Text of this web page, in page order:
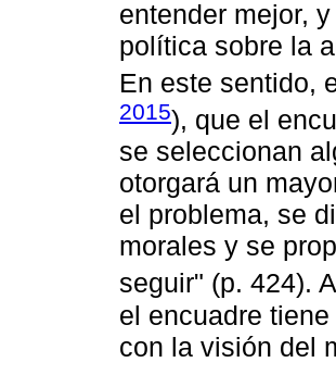
entender mejor,
política sobre la
En este sentido,
2015), que el
se seleccionan
otorgará un
el problema, se
morales y se
seguir" (p. 424).
el encuadre
con la visión del